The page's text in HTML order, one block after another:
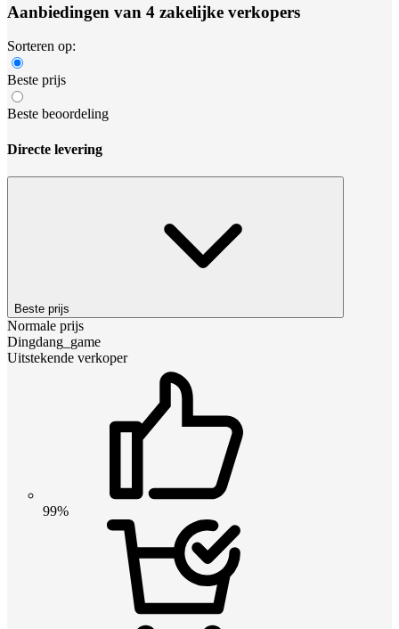
Aanbiedingen van 4 zakelijke verkopers
Sorteren op:
Beste prijs
Beste beoordeling
Directe levering
Beste prijs
Normale prijs
Dingdang_game
Uitstekende verkoper
99%